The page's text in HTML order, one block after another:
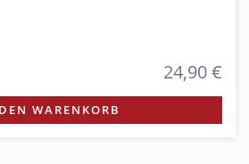
24,90 €
WARENKORB